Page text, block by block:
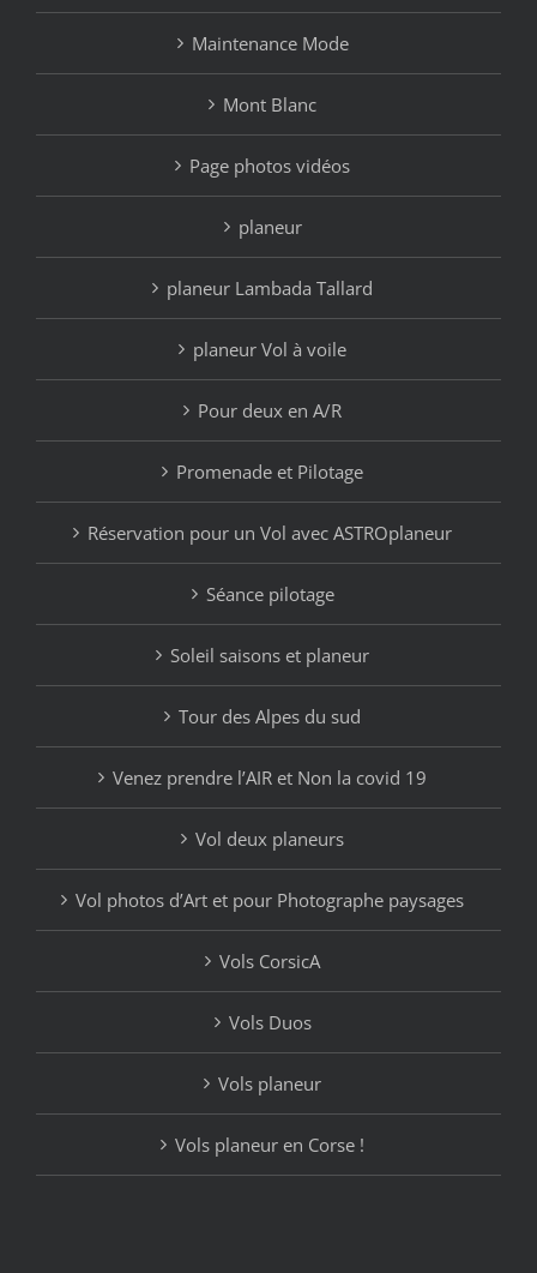
Maintenance Mode
Mont Blanc
Page photos vidéos
planeur
planeur Lambada Tallard
planeur Vol à voile
Pour deux en A/R
Promenade et Pilotage
Réservation pour un Vol avec ASTROplaneur
Séance pilotage
Soleil saisons et planeur
Tour des Alpes du sud
Venez prendre l’AIR et Non la covid 19
Vol deux planeurs
Vol photos d’Art et pour Photographe paysages
Vols CorsicA
Vols Duos
Vols planeur
Vols planeur en Corse !